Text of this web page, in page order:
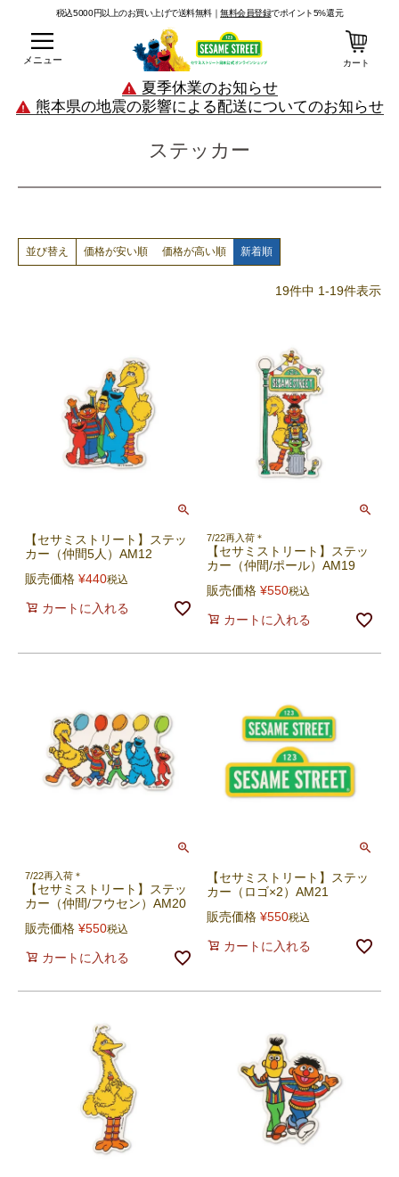
税込5000円以上のお買い上げで送料無料｜無料会員登録でポイント5%還元
メニュー カート
夏季休業のお知らせ
熊本県の地震の影響による配送についてのお知らせ
ステッカー
並び替え 価格が安い順 価格が高い順 新着順
19件中 1-19件表示
【セサミストリート】ステッ
カー（仲間5人）AM12
販売価格 ¥440税込
カートに入れる
7/22再入荷＊
【セサミストリート】ステッ
カー（仲間/ポール）AM19
販売価格 ¥550税込
カートに入れる
7/22再入荷＊
【セサミストリート】ステッ
カー（仲間/フウセン）AM20
販売価格 ¥550税込
カートに入れる
【セサミストリート】ステッ
カー（ロゴ×2）AM21
販売価格 ¥550税込
カートに入れる